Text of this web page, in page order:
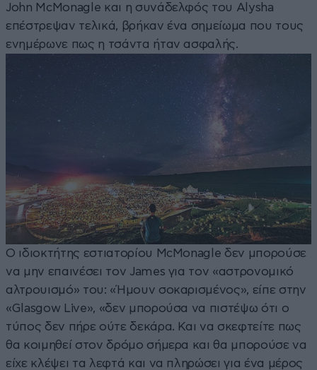
John McMonagle και η συνάδελφός του Alysha
επέστρεψαν τελικά, βρήκαν ένα σημείωμα που τους
ενημέρωνε πως η τσάντα ήταν ασφαλής.
Ο ιδιοκτήτης εστιατορίου McMonagle δεν μπορούσε
να μην επαινέσει τον James για τον «αστρονομικό
αλτρουισμό» του: «Ήμουν σοκαρισμένος», είπε στην
«Glasgow Live», «δεν μπορούσα να πιστέψω ότι ο
τύπος δεν πήρε ούτε δεκάρα. Και να σκεφτείτε πως
θα κοιμηθεί στον δρόμο σήμερα και θα μπορούσε να
είχε κλέψει τα λεφτά και να πληρώσει για ένα μέρος